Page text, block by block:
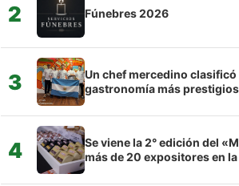
2 Fúnebres 2026
3
Un chef mercedino clasificó
gastronomía más
4
Se viene la 2° edición del
más de 20 expositores en